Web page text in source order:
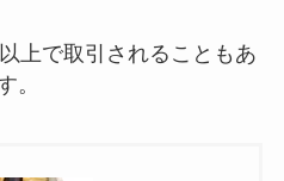
上で取引されることもあ
。